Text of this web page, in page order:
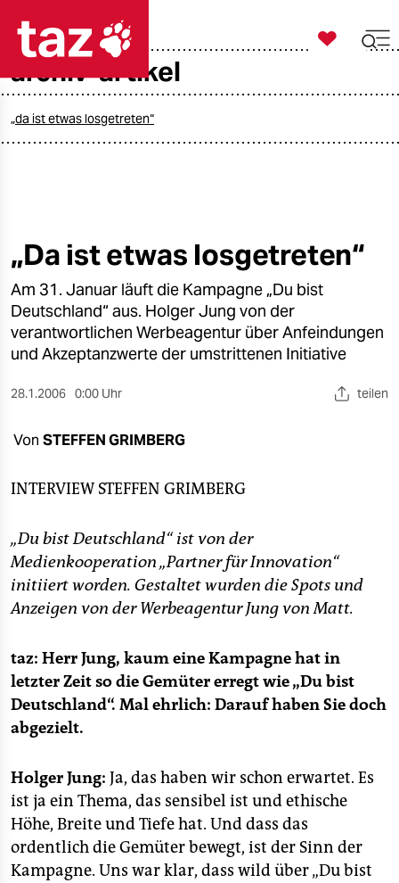
öko
gesellschaft
kultur
sport
berlin
nord
wahrheit
verlag
veranstaltungen
fragen & hilfe
unterstützen
abo
genossenschaft
epaper login

taz zahl ich
archiv-artikel
„da ist etwas losgetreten“
„Da ist etwas losgetreten“
Am 31. Januar läuft die Kampagne „Du bist
Deutschland“ aus. Holger Jung von der
verantwortlichen Werbeagentur über Anfeindungen
und Akzeptanzwerte der umstrittenen Initiative
28.1.2006 0:00 Uhr teilen
Von STEFFEN GRIMBERG
INTERVIEW STEFFEN GRIMBERG
„Du bist Deutschland“ ist von der
Medienkooperation „Partner für Innovation“
initiiert worden. Gestaltet wurden die Spots und
Anzeigen von der Werbeagentur Jung von Matt.
taz: Herr Jung, kaum eine Kampagne hat in
letzter Zeit so die Gemüter erregt wie „Du bist
Deutschland“. Mal ehrlich: Darauf haben Sie doch
abgezielt.
Holger Jung: Ja, das haben wir schon erwartet. Es
ist ja ein Thema, das sensibel ist und ethische
Höhe, Breite und Tiefe hat. Und dass das
ordentlich die Gemüter bewegt, ist der Sinn der
Kampagne. Uns war klar, dass wild über „Du bist